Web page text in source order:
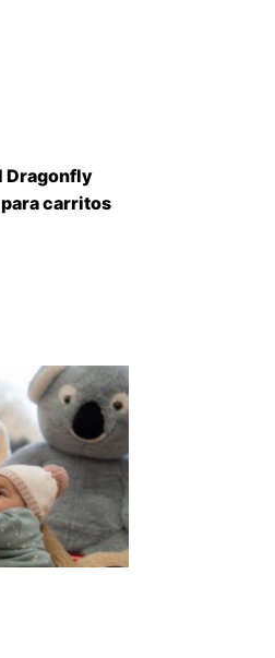
Dragonfly
carritos